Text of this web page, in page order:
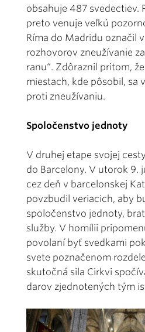
obsahuje 487 svedectiev.
preto venuje veľkú
Ríma do Madridu označil
rozhovorov zneužívanie
ranu“. Zdôraznil pritom,
miestach, kde pôsobil, sa
proti zneužívaniu.
Spoločenstvo jednoty
V druhej etape svojej
do Barcelony. V utorok 9.
cez deň v barcelonskej
povzbudil veriacich, aby
spoločenstvo jednoty,
služby. V homílii
povolaní byť svedkami
svete poznačenom
skutočná sila Cirkvi
darov zjednotených tým